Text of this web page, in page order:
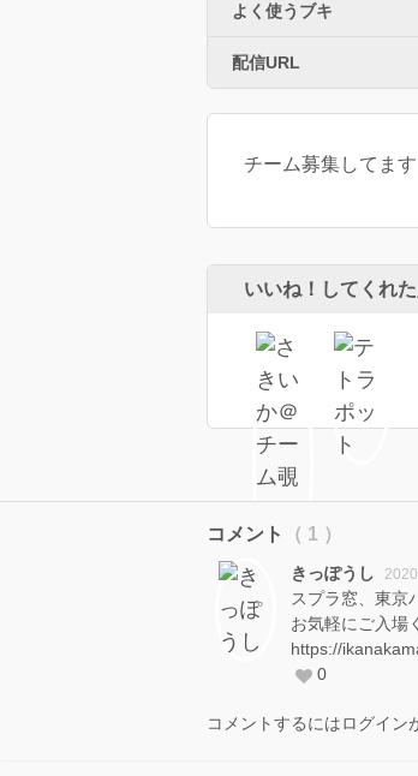
よく使うブキ
配信URL
チーム募集してます
いいね！してくれ
コメント （ 1 ）
きっぽうし
スプラ窓、東京
お気軽にご入場
https://
0
コメントするにはログイン